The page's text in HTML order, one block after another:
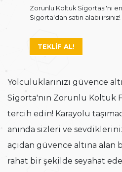
Zorunlu Koltuk Sigortası'nı
Sigorta'dan satın alabilirsiniz!
TEKLİF AL!
Yolculuklarınızı güvence
Sigorta'nın Zorunlu Koltuk
tercih edin! Karayolu
anında sizleri ve
açıdan güvence altına
rahat bir şekilde seyahat